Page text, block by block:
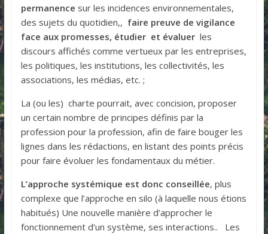
permanence sur les incidences environnementales,
des sujets du quotidien,, faire preuve de vigilance
face aux promesses, étudier et évaluer les
discours affichés comme vertueux par les entreprises,
les politiques, les institutions, les collectivités, les
associations, les médias, etc. ;
La (ou les) charte pourrait, avec concision, proposer
un certain nombre de principes définis par la
profession pour la profession, afin de faire bouger les
lignes dans les rédactions, en listant des points précis
pour faire évoluer les fondamentaux du métier.
L’approche systémique est donc conseillée, plus
complexe que l’approche en silo (à laquelle nous étions
habitués) Une nouvelle manière d’approcher le
fonctionnement d’un système, ses interactions.. Les